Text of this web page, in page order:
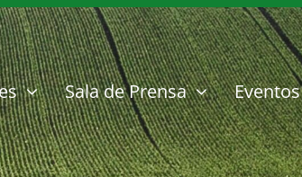
Sala de Prensa Eventos